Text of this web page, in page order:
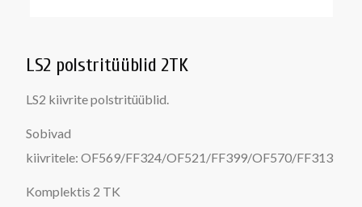
LS2 polstritüüblid 2TK
LS2 kiivrite polstritüüblid.
Sobivad
kiivritele: OF569/FF324/OF521/FF399/OF570/FF313
Komplektis 2 TK